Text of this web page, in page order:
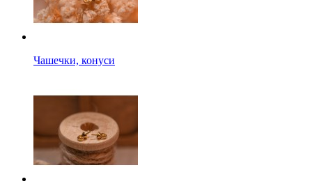
Чашечки, конуси